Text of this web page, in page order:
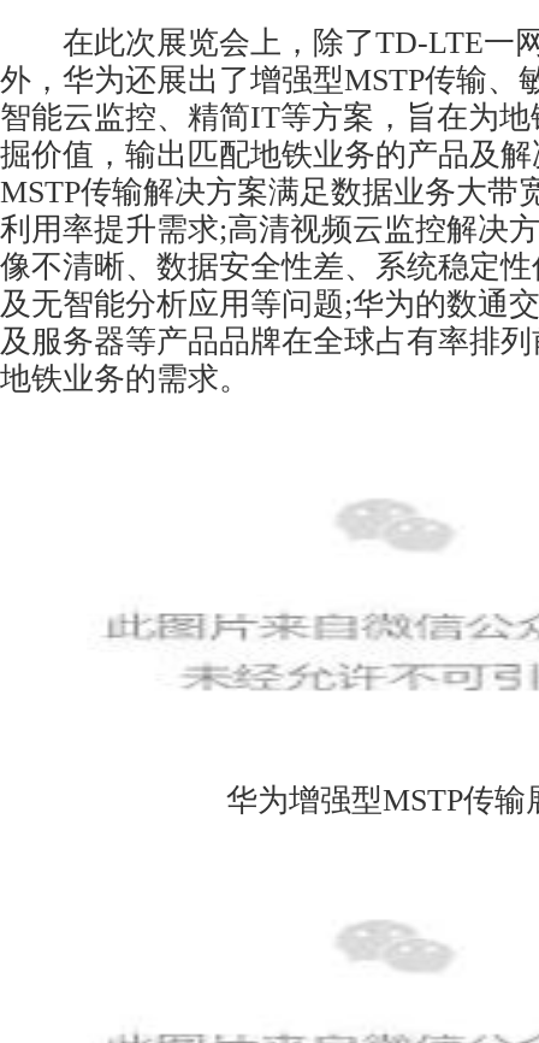
在此次展览会上，除了TD-LTE一
外，华为还展出了增强型MSTP传输、
智能云监控、精简IT等方案，旨在为
掘价值，输出匹配地铁业务的产品及
MSTP传输解决方案满足数据业务大带
利用率提升需求;高清视频云监控解决
像不清晰、数据安全性差、系统稳定
及无智能分析应用等问题;华为的数通
及服务器等产品品牌在全球占有率排
地铁业务的需求。
华为增强型MSTP传输